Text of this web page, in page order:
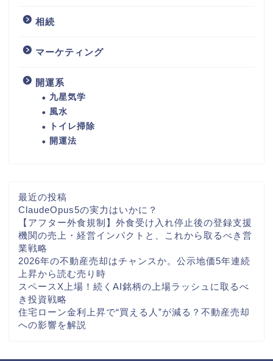
相続
マーケティング
開運系
九星気学
風水
トイレ掃除
開運法
最近の投稿
ClaudeOpus5の実力はいかに？
【アフター外食規制】外食受け入れ停止後の登録支援
機関の売上・経営インパクトと、これから取るべき営
業戦略
2026年の不動産売却はチャンスか。公示地価5年連続
上昇から読む売り時
スペースX上場！続くAI銘柄の上場ラッシュに取るべ
き投資戦略
住宅ローン金利上昇で“買える人”が減る？不動産売却
への影響を解説